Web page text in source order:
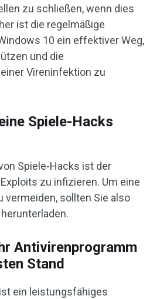
zu schließen, wenn dies
ist die regelmäßige
10 ein effektiver Weg,
und die
Vireninfektion zu
Spiele-Hacks
Spiele-Hacks ist der
zu infizieren. Um eine
vermeiden, sollten Sie also
Antivirenprogramm
Stand
ein leistungsfähiges